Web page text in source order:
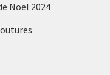
Noël 2024